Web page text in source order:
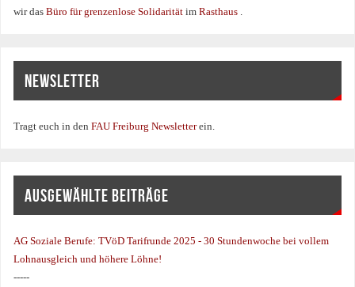
wir dasBüro für grenzenlose SolidaritätimRasthaus
NEWSLETTER
Tragt euch in denFAU Freiburg Newsletterein.
AUSGEWÄHLTE BEITRÄGE
AG Soziale Berufe:TVöD Tarifrunde 2025 - 30 Stundenwoche bei vollem
Lohnausgleich und höhere Löhne!
-----